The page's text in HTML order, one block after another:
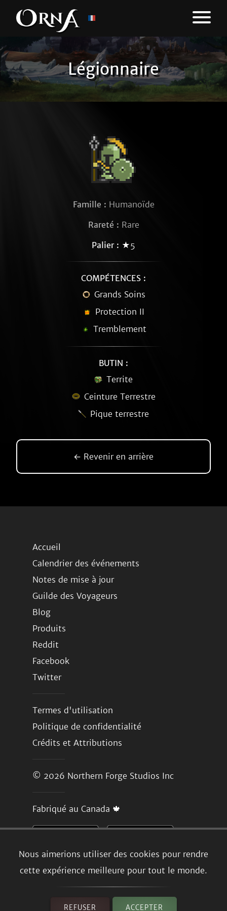
Légionnaire
Nous aimerions utiliser des cookies pour rendre
cette expérience meilleure pour tout le monde.
REFUSER ACCEPTER
Famille : Humanoïde
Rareté : Rare
Palier : ★5
COMPÉTENCES :
Grands Soins
Protection II
Tremblement
BUTIN :
Territe
Ceinture Terrestre
Pique terrestre
← Revenir en arrière
Accueil
Calendrier des événements
Notes de mise à jour
Guilde des Voyageurs
Blog
Produits
Reddit
Facebook
Twitter
Termes d'utilisation
Politique de confidentialité
Crédits et Attributions
© 2026 Northern Forge Studios Inc
Fabriqué au Canada 🍁